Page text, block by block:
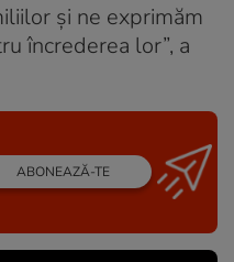
și ne exprimăm
încrederea lor”, a
ABONEAZĂ-TE